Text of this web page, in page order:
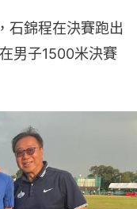
石錦程在決賽跑出
男子1500米決賽